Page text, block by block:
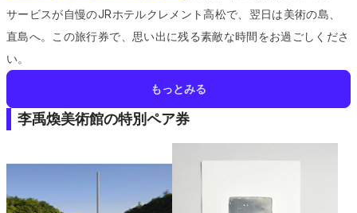
サービスが自慢のJRホテルクレメント高松で、翌日は美術の島、
直島へ。 この旅行券で、思い出に残る素敵な時間をお過ごしくださ
い。
もっとみる
李禹煥美術館の特別ペア券